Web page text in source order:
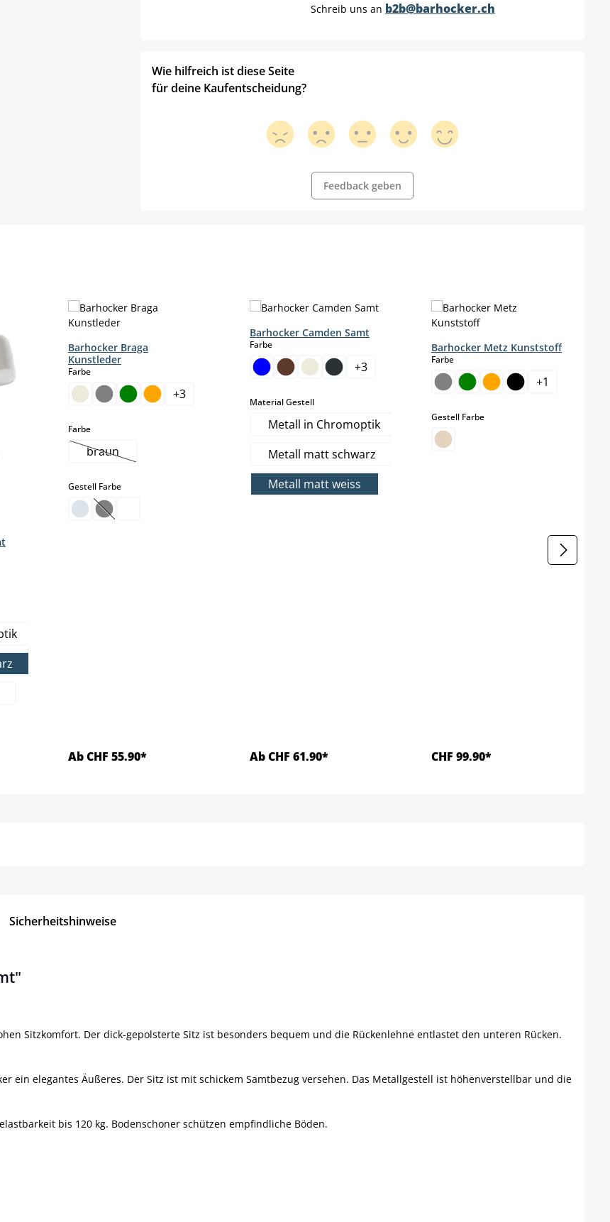
Schreib uns an b2b@barhocker.ch
Wie hilfreich ist diese Seite
für deine Kaufentscheidung?
Feedback geben
Barhocker Braga
Kunstleder
Farbeauswählen
+3
Farbeauswählen
braun(This option is currently unavailable.)
Gestell Farbeauswählen
(This option is currently unavailable.)
Ab CHF 55.90*
Barhocker Camden Samt
Farbeauswählen
+3
Material Gestellauswählen
Metall in Chromoptik
Metall matt schwarz
Metall matt weiss
Ab CHF 61.90*
Barhocker Metz Kunststoff
Farbeauswählen
+1
Gestell Farbeauswählen
CHF 99.90*
Sicherheitshinweise
Sitzkomfort. Der dick-gepolsterte Sitz ist besonders bequem und die Rückenlehne entlastet den unteren Rücken.
ein elegantes Äußeres. Der Sitz ist mit schickem Samtbezug versehen. Das Metallgestell ist höhenverstellbar und die
bis 120 kg. Bodenschoner schützen empfindliche Böden.